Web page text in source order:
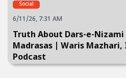
Social
6/11/26, 7:31 AM
Truth About Dars-e-
Madrasas | Waris Mazhari,
Podcast